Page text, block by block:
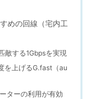
めの回線（宅内工
敵する1Gbpsを実現
を上げるG.fast（au
ターの利用が有効